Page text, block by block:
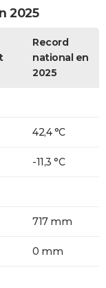
2025
Record
national en
2025
42,4 °C
-11,3 °C
717 mm
0 mm